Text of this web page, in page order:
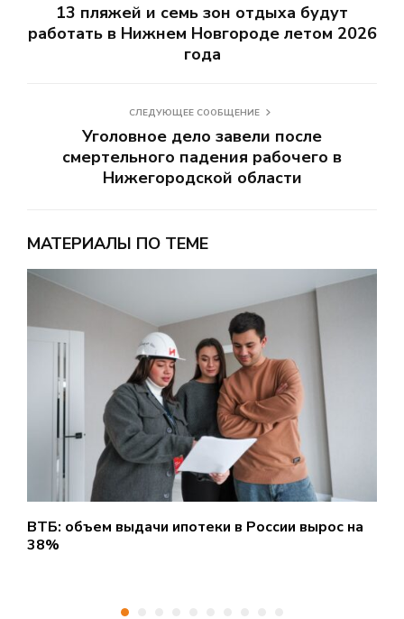
13 пляжей и семь зон отдыха будут
работать в Нижнем Новгороде летом 2026
года
СЛЕДУЮЩЕЕ СООБЩЕНИЕ
Уголовное дело завели после
смертельного падения рабочего в
Нижегородской области
МАТЕРИАЛЫ ПО ТЕМЕ
ВТБ: объем выдачи ипотеки в России вырос на
38%